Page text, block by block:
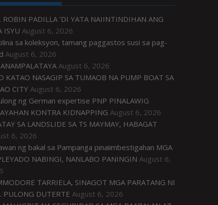
ROBIN PADILLA ‘DI YATA NAIINTINDIHAN ANG
ISYU August 6, 2026
sa koleksyon, tamang paggastos susi sa pag-
August 6, 2026
August 6, 2026
KATAO NASAGIP SA TUMAOB NA PUMP BOAT SA
CITY August 6, 2026
ng German expertise PNP PINALAWIG
KONTRA KIDNAPPING August 6, 2026
SA LANDSLIDE SA TS MAYMAY, HABAGAT
6, 2026
ng bakal sa Pampanga pinaiimbestigahan MGA
NABINGI, NANLABO PANINGIN August 6,
TARRIELA, SINAGOT MGA PARATANG NI
PULONG DUTERTE August 6, 2026